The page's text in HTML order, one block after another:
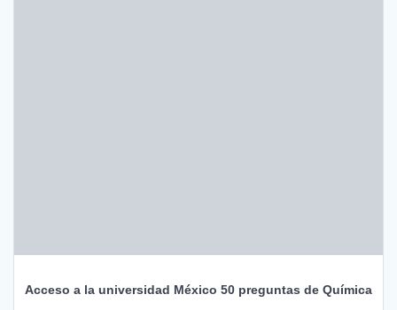
Acceso a la universidad México 50 preguntas de Química